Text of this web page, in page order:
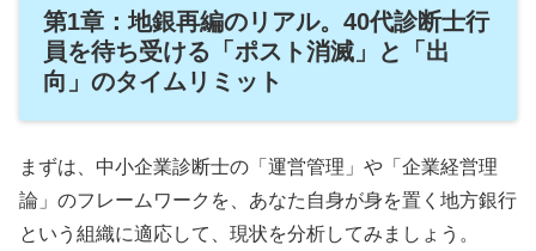
第1章：地銀再編のリアル。40代診断士行
員を待ち受ける「ポスト消滅」と「出
向」のタイムリミット
まずは、中小企業診断士の「運営管理」や「企業経営理
論」のフレームワークを、あなた自身が身を置く地方銀行
という組織に適応して、現状を分析してみましょう。